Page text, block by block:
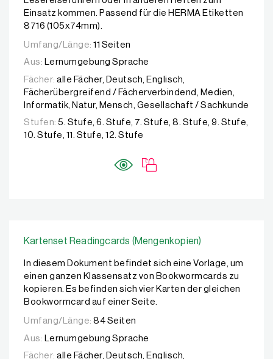
Einsatz kommen. Passend für die HERMA Etiketten
8716 (105x74mm).
Umfang/Länge: 11 Seiten
Aus: Lernumgebung Sprache
Fächer: alle Fächer, Deutsch, Englisch,
Fächerübergreifend / Fächerverbindend, Medien,
Informatik, Natur, Mensch, Gesellschaft / Sachkunde
Stufen: 5. Stufe, 6. Stufe, 7. Stufe, 8. Stufe, 9. Stufe,
10. Stufe, 11. Stufe, 12. Stufe
Kartenset Readingcards (Mengenkopien)
In diesem Dokument befindet sich eine Vorlage, um
einen ganzen Klassensatz von Bookwormcards zu
kopieren. Es befinden sich vier Karten der gleichen
Bookwormcard auf einer Seite.
Umfang/Länge: 84 Seiten
Aus:
Lernumgebung Sprache
Fächer: alle Fächer, Deutsch, Englisch,